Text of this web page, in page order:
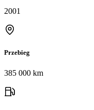
2001
Przebieg
385 000 km